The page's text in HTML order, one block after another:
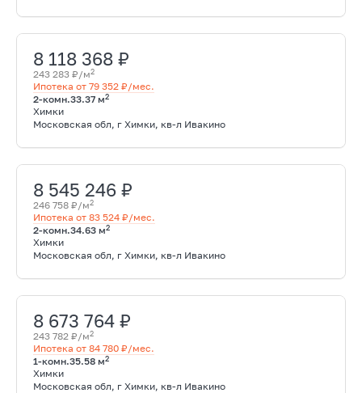
8 118 368 ₽
243 283 ₽/м2
Ипотека от 79 352 ₽/мес.
2-комн.33.37 м2
Химки
Московская обл, г Химки, кв-л Ивакино
8 545 246 ₽
246 758 ₽/м2
Ипотека от 83 524 ₽/мес.
2-комн.34.63 м2
Химки
Московская обл, г Химки, кв-л Ивакино
8 673 764 ₽
243 782 ₽/м2
Ипотека от 84 780 ₽/мес.
1-комн.35.58 м2
Химки
Московская обл, г Химки, кв-л Ивакино